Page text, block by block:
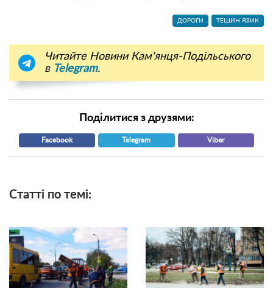
ДОРОГИ ТЕЩИН ЯЗИК
Читайте Новини Кам'янця-Подільського
в Telegram.
Поділитися з друзями:
Facebook Telegram Viber
Статті по темі: